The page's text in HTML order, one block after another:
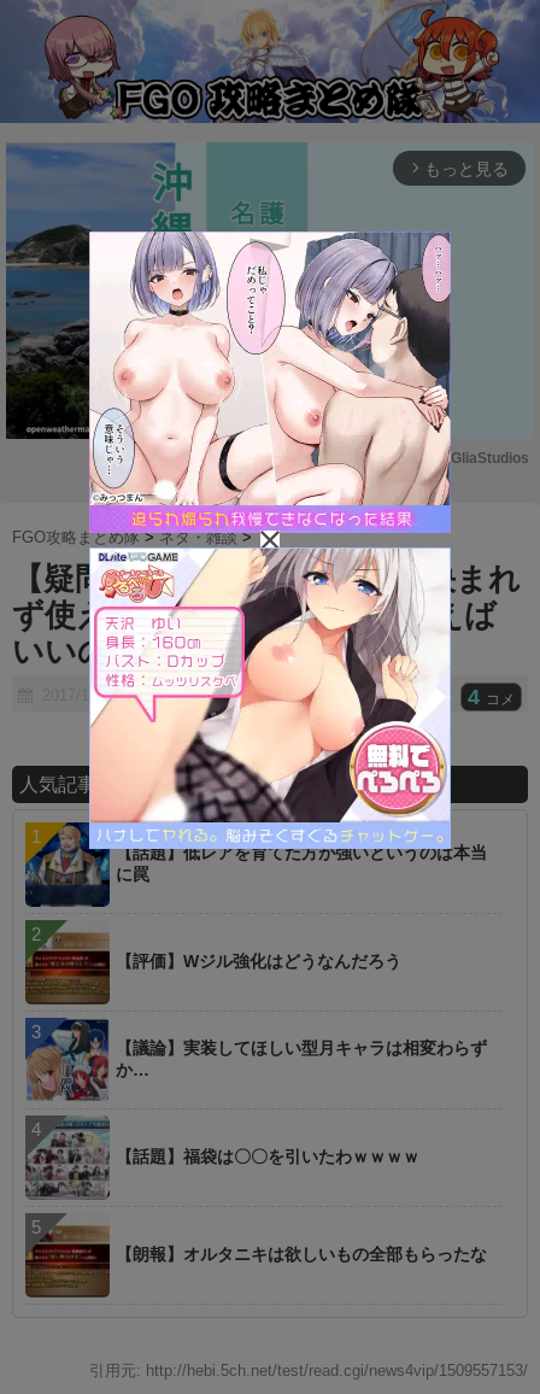
arrow_forward_ios もっと見る
M
u
t
e
Powered by GliaStudios
FGO攻略まとめ隊 >ネタ・雑談 >
【疑問】未だに聖杯使う鯖が決まれ
ず使えてないんだけど誰に使えば
いいの？
2017/11/02 4 コメ
人気記事ランキング
【話題】低レアを育てた方が強いというのは本当
に罠
【評価】Wジル強化はどうなんだろう
【議論】実装してほしい型月キャラは相変わらず
か…
【話題】福袋は〇〇を引いたわｗｗｗｗ
【朗報】オルタニキは欲しいもの全部もらったな
引用元: http://hebi.5ch.net/test/read.cgi/news4vip/1509557153/